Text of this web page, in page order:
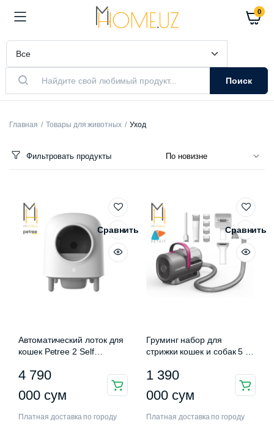
0
Поиск
Главная Товары для животных Уход
Фильтровать продукты
Сравнить
Автоматический лоток для
кошек Petree 2 Self
4 790
000 сум
Платная доставка по городу
Сравнить
Груминг набор для
стрижки кошек и собак 5 в
1 390
000 сум
Платная доставка по городу